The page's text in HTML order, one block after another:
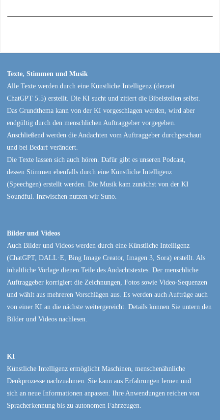
Texte, Stimmen und Musik
Alle Texte werden durch eine Künstliche Intelligenz (derzeit
ChatGPT 5.5) erstellt. Die KI sucht und zitiert die Bibelstellen selbst.
Das Grundthema kann von der KI vorgeschlagen werden, wird aber
endgültig durch den menschlichen Auftraggeber vorgegeben.
Anschließend werden die Andachten vom Auftraggeber durchgeschaut
und bei Bedarf verändert.
Die Texte lassen sich auch hören. Dafür gibt es unseren Podcast,
dessen Stimmen ebenfalls durch eine Künstliche Intelligenz
(Speechgen) erstellt werden. Die Musik kam zunächst von der KI
Soundful. Inzwischen nutzen wir Suno.
Bilder und Videos
Auch Bilder und Videos werden durch eine Künstliche Intelligenz
(ChatGPT, DALL·E, Bing Image Creator, Imagen 3, Sora) erstellt. Als
inhaltliche Vorlage dienen Teile des Andachtstextes. Der menschliche
Auftraggeber korrigiert die Zeichnungen, Fotos sowie Video-Sequenzen
und wählt aus mehreren Vorschlägen aus. Es werden auch Aufträge auch
von einer KI an die nächste weitergereicht. Details können Sie untern den
Bilder und Videos nachlesen.
KI
Künstliche Intelligenz ermöglicht Maschinen, menschenähnliche
Denkprozesse nachzuahmen. Sie kann aus Erfahrungen lernen und
sich an neue Informationen anpassen. Ihre Anwendungen reichen von
Spracherkennung bis zu autonomen Fahrzeugen.